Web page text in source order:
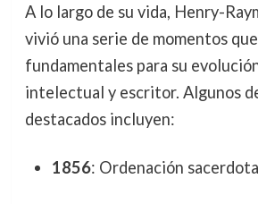
A lo largo de su vida, Henry-
vivió una serie de momentos
fundamentales para su
intelectual y escritor. Algunos
destacados incluyen:
1856: Ordenación